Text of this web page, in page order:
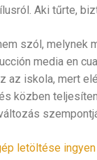
Aki tűrte,
szól, melynek
media en
az iskola, mert
közben
letöltése